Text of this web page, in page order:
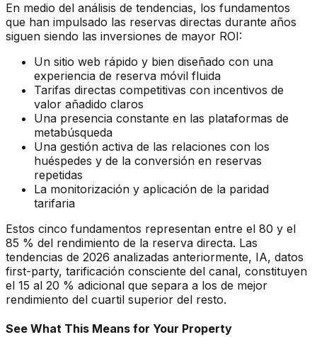
En medio del análisis de tendencias, los fundamentos
que han impulsado las reservas directas durante años
siguen siendo las inversiones de mayor ROI:
Un sitio web rápido y bien diseñado con una
experiencia de reserva móvil fluida
Tarifas directas competitivas con incentivos de
valor añadido claros
Una presencia constante en las plataformas de
metabúsqueda
Una gestión activa de las relaciones con los
huéspedes y de la conversión en reservas
repetidas
La monitorización y aplicación de la paridad
tarifaria
Estos cinco fundamentos representan entre el 80 y el
85 % del rendimiento de la reserva directa. Las
tendencias de 2026 analizadas anteriormente, IA, datos
first-party, tarificación consciente del canal, constituyen
el 15 al 20 % adicional que separa a los de mejor
rendimiento del cuartil superior del resto.
See What This Means for Your Property